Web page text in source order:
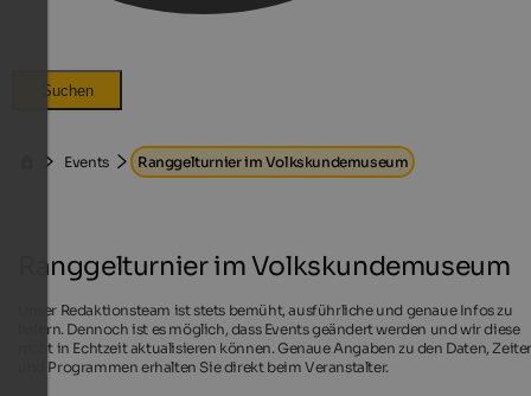
Suchen
Events Ranggelturnier im Volkskundemuseum
Ranggelturnier im Volkskundemuseum
Unser Redaktionsteam ist stets bemüht, ausführliche und genaue Infos zu
liefern. Dennoch ist es möglich, dass Events geändert werden und wir diese
nicht in Echtzeit aktualisieren können. Genaue Angaben zu den Daten,
und Programmen erhalten Sie direkt beim Veranstalter.